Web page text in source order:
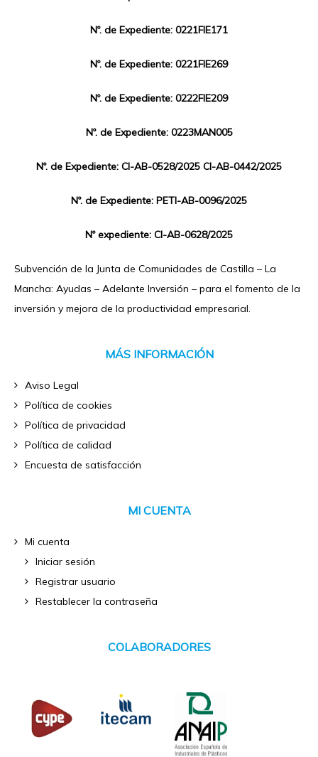
Nº. de Expediente: 0221FIE171
Nº. de Expediente: 0221FIE269
Nº. de Expediente: 0222FIE209
Nº. de Expediente: 0223MAN005
Nº. de Expediente: CI-AB-0528/2025 CI-AB-0442/2025
Nº. de Expediente: PETI-AB-0096/2025
Nº expediente: CI-AB-0628/2025
Subvención de la Junta de Comunidades de Castilla – La
Mancha: Ayudas – Adelante Inversión – para el fomento de la
inversión y mejora de la productividad empresarial.
MÁS INFORMACIÓN
Aviso Legal
Política de cookies
Política de privacidad
Política de calidad
Encuesta de satisfacción
MI CUENTA
Mi cuenta
Iniciar sesión
Registrar usuario
Restablecer la contraseña
COLABORADORES